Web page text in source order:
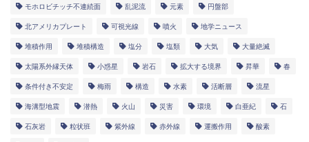
モホロビチッチ不連続面 乱泥流 元素 円盤部
北アメリカプレート 可視光線 噴火 地学ニュース
堆積作用 堆積構造 塩分 塩類 大気 大量絶滅
太陽系外縁天体 小惑星 岩石 拡大する境界 昇華 春
条件付き不安定 梅雨 構造 水素 活断層 流星
海溝型地震 潜熱 火山 災害 環境 白亜紀 石
石灰岩 粒状班 紫外線 赤外線 運搬作用 酸素